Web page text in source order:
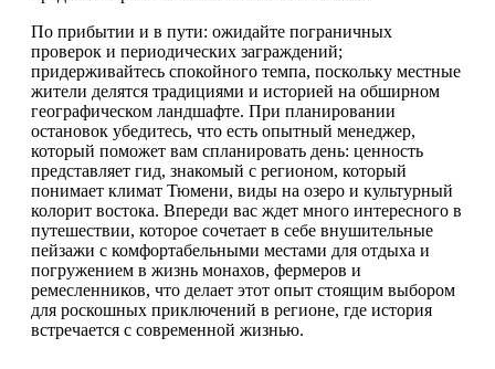
По прибытии и в пути: ожидайте пограничных
проверок и периодических заграждений;
придерживайтесь спокойного темпа, поскольку местные
жители делятся традициями и историей на обширном
географическом ландшафте. При планировании
остановок убедитесь, что есть опытный менеджер,
который поможет вам спланировать день: ценность
представляет гид, знакомый с регионом, который
понимает климат Тюмени, виды на озеро и культурный
колорит востока. Впереди вас ждет много интересного в
путешествии, которое сочетает в себе внушительные
пейзажи с комфортабельными местами для отдыха и
погружением в жизнь монахов, фермеров и
ремесленников, что делает этот опыт стоящим выбором
для роскошных приключений в регионе, где история
встречается с современной жизнью.